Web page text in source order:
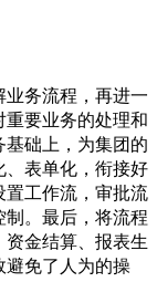
务流程，再进一
要业务的处理和
础上，为集团的
表单化，衔接好
置工作流，审批流
。最后，将流程
金结算、报表生
避免了人为的操